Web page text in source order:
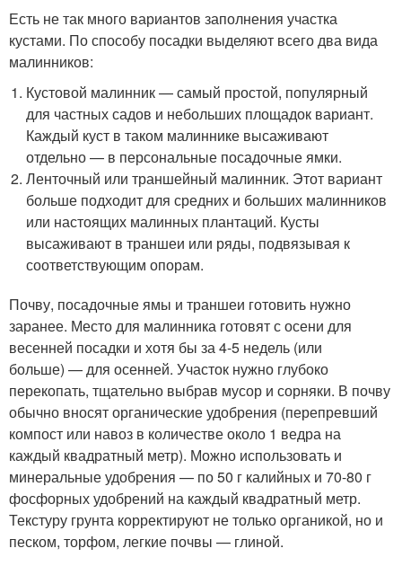
Есть не так много вариантов заполнения участка
кустами. По способу посадки выделяют всего два вида
малинников:
Кустовой малинник — самый простой, популярный
для частных садов и небольших площадок вариант.
Каждый куст в таком малиннике высаживают
отдельно — в персональные посадочные ямки.
Ленточный или траншейный малинник. Этот вариант
больше подходит для средних и больших малинников
или настоящих малинных плантаций. Кусты
высаживают в траншеи или ряды, подвязывая к
соответствующим опорам.
Почву, посадочные ямы и траншеи готовить нужно
заранее. Место для малинника готовят с осени для
весенней посадки и хотя бы за 4-5 недель (или
больше) — для осенней. Участок нужно глубоко
перекопать, тщательно выбрав мусор и сорняки. В почву
обычно вносят органические удобрения (перепревший
компост или навоз в количестве около 1 ведра на
каждый квадратный метр). Можно использовать и
минеральные удобрения — по 50 г калийных и 70-80 г
фосфорных удобрений на каждый квадратный метр.
Текстуру грунта корректируют не только органикой, но и
песком, торфом, легкие почвы — глиной.